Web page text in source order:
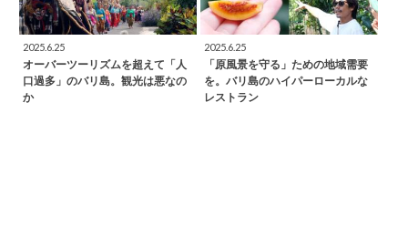
2025.6.25
オーバーツーリズムを超えて「人
口過多」のバリ島。観光は悪なの
か
2025.6.25
「原風景を守る」ための地域需要
を。バリ島のハイパーローカルな
レストラン